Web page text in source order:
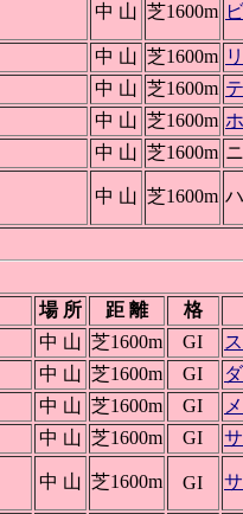
中 山 芝1600m
中 山 芝1600m
中 山 芝1600m
中 山 芝1600m
中 山 芝1600m
中 山 芝1600m
場 所 距 離
格
中 山 芝1600m GI
中 山 芝1600m GI
中 山 芝1600m GI
中 山 芝1600m GI
中 山 芝1600m GI